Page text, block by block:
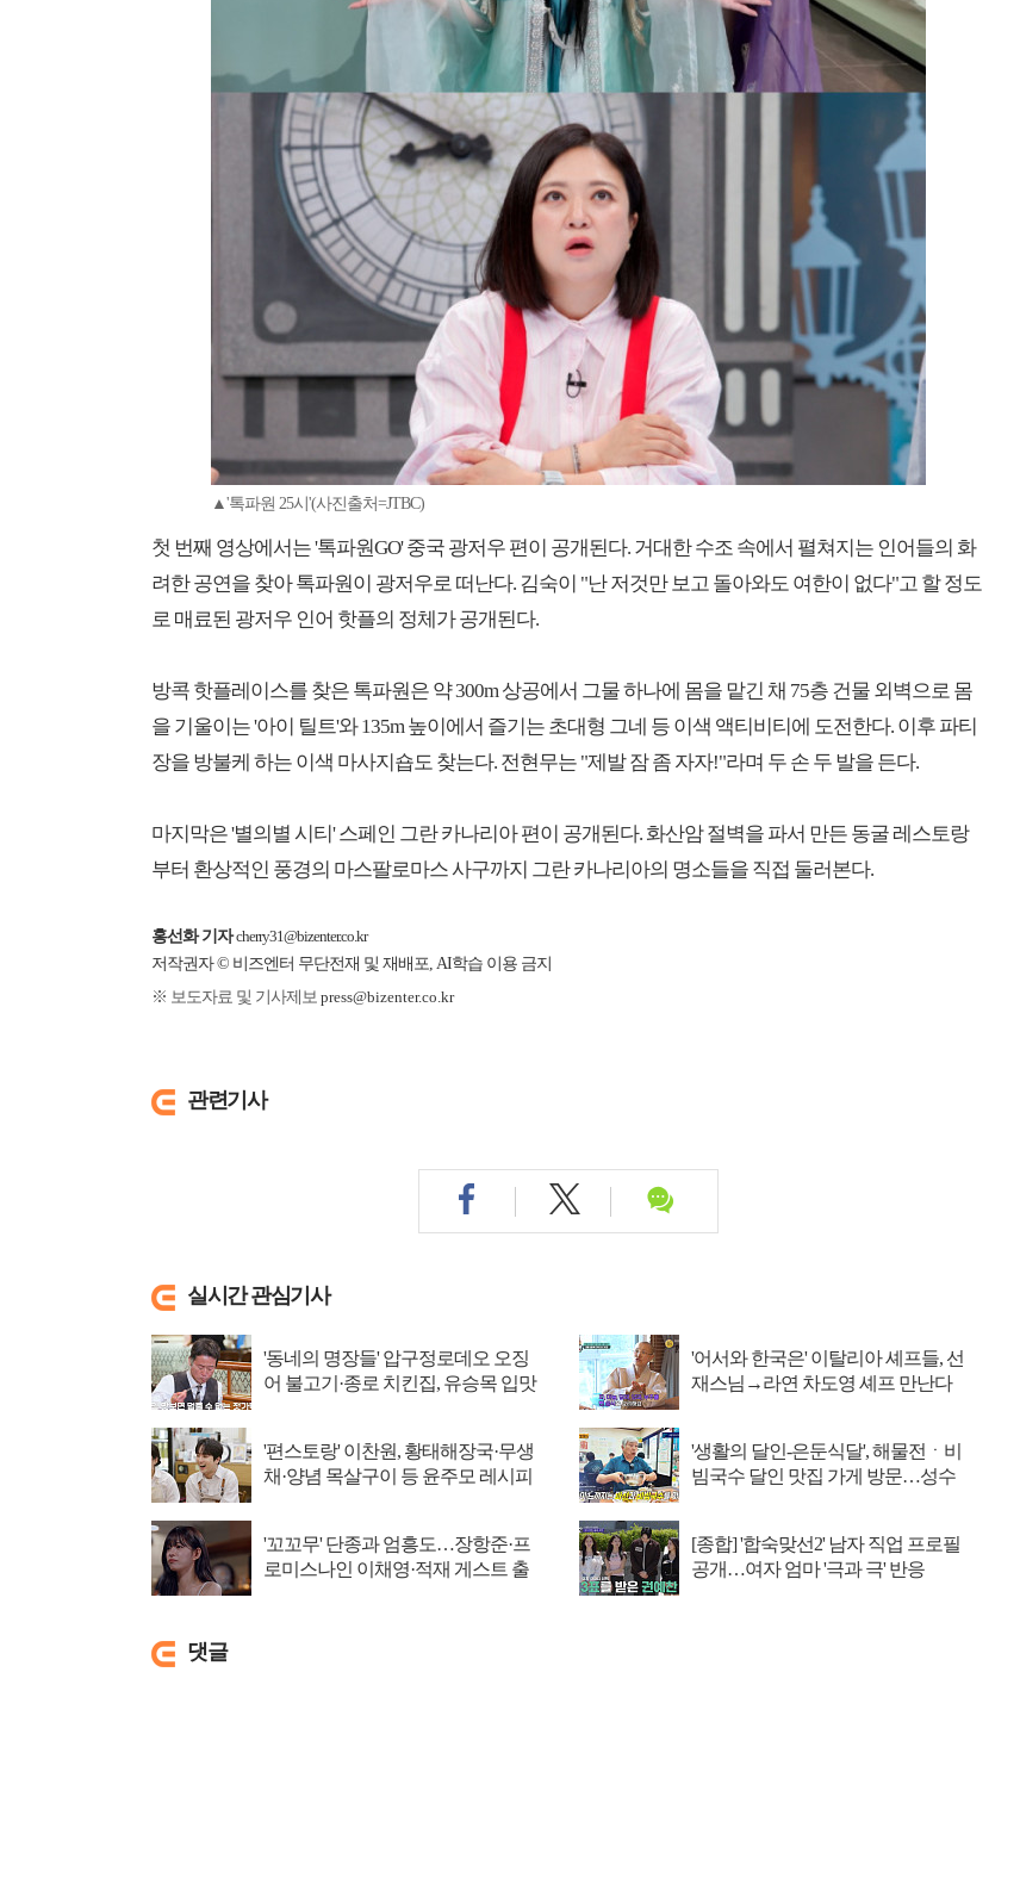
▲'톡파원 25시'(사진출처=JTBC)
첫 번째 영상에서는 '톡파원GO' 중국 광저우 편이 공개된다. 거대한 수조 속에서 펼쳐지는 인어들의 화
려한 공연을 찾아 톡파원이 광저우로 떠난다. 김숙이 "난 저것만 보고 돌아와도 여한이 없다"고 할 정도
로 매료된 광저우 인어 핫플의 정체가 공개된다.
방콕 핫플레이스를 찾은 톡파원은 약 300m 상공에서 그물 하나에 몸을 맡긴 채 75층 건물 외벽으로 몸
을 기울이는 '아이 틸트'와 135m 높이에서 즐기는 초대형 그네 등 이색 액티비티에 도전한다. 이후 파티
장을 방불케 하는 이색 마사지숍도 찾는다. 전현무는 "제발 잠 좀 자자!"라며 두 손 두 발을 든다.
마지막은 '별의별 시티' 스페인 그란 카나리아 편이 공개된다. 화산암 절벽을 파서 만든 동굴 레스토랑
부터 환상적인 풍경의 마스팔로마스 사구까지 그란 카나리아의 명소들을 직접 둘러본다.
홍선화 기자 cherry31@bizenter.co.kr
저작권자 © 비즈엔터 무단전재 및 재배포, AI학습 이용 금지
※ 보도자료 및 기사제보 press@bizenter.co.kr
관련기사
실시간 관심기사
'동네의 명장들' 압구정로데오 오징
어 불고기·종로 치킨집, 유승목 입맛
'어서와 한국은' 이탈리아 셰프들, 선
재스님→라연 차도영 셰프 만난다
'편스토랑' 이찬원, 황태해장국·무생
채·양념 목살구이 등 윤주모 레시피
'생활의 달인-은둔식달', 해물전ㆍ비
빔국수 달인 맛집 가게 방문…성수
'꼬꼬무' 단종과 엄흥도…장항준·프
로미스나인 이채영·적재 게스트 출
[종합] '합숙맞선2' 남자 직업 프로필
공개…여자 엄마 '극과 극' 반응
댓글